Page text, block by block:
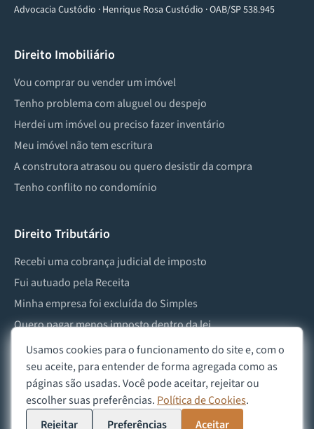
Advocacia Custódio · Henrique Rosa Custódio ·OAB/SP 538.945
Direito Imobiliário
Vou comprar ou vender um imóvel
Tenho problema com aluguel ou despejo
Herdei um imóvel ou preciso fazer inventário
Meu imóvel não tem escritura
A construtora atrasou ou quero desistir da compra
Tenho conflito no condomínio
Direito Tributário
Recebi uma cobrança judicial de imposto
Fui autuado pela Receita
Minha empresa foi excluída do Simples
Quero pagar menos imposto dentro da lei
Preciso lidar com imposto de herança ou doação
2026Advocacia Custódio
Política de Privacidade Política de Cookies Aviso Legal
Usamos cookies para o funcionamento do site e, com o
seu aceite, para entender de forma agregada como as
páginas são usadas. Você pode aceitar, rejeitar ou
escolher suas preferências. Política de Cookies.
Rejeitar
Preferências Aceitar